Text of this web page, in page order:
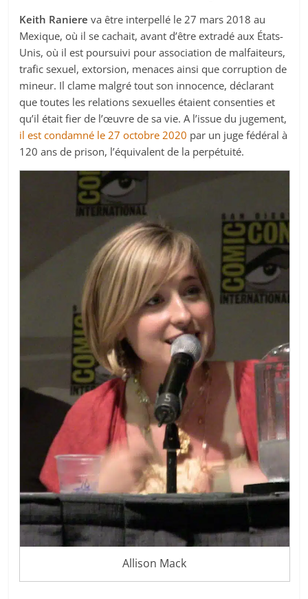
Keith Raniere va être interpellé le 27 mars 2018 au
Mexique, où il se cachait, avant d’être extradé aux États-
Unis, où il est poursuivi pour association de malfaiteurs,
trafic sexuel, extorsion, menaces ainsi que corruption de
mineur. Il clame malgré tout son innocence, déclarant
que toutes les relations sexuelles étaient consenties et
qu’il était fier de l’œuvre de sa vie. A l’issue du jugement,
il est condamné le 27 octobre 2020 par un juge fédéral à
120 ans de prison, l’équivalent de la perpétuité.
Allison Mack